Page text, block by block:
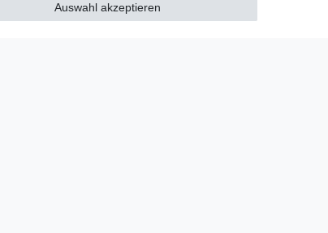
Auswahl akzeptieren